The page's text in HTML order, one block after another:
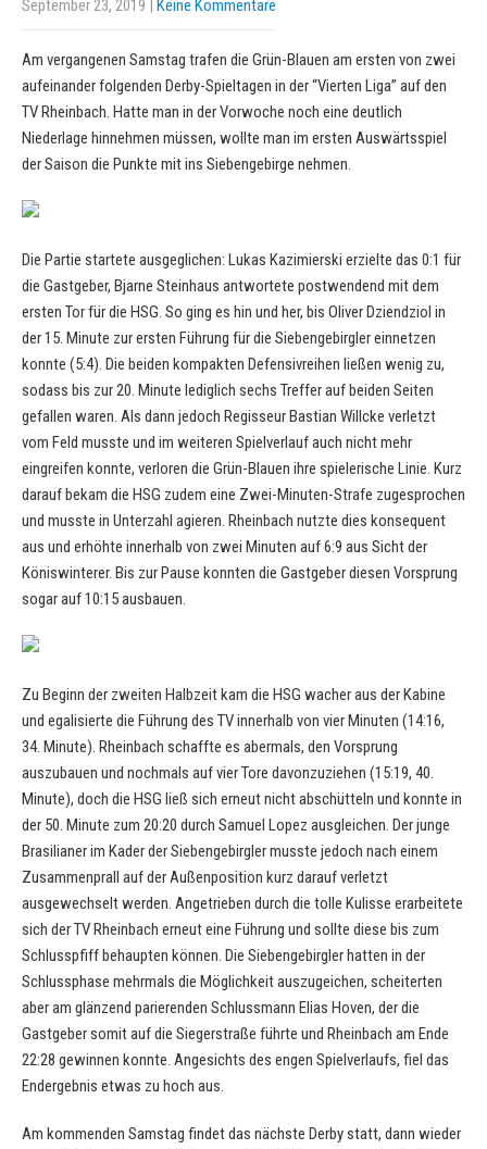
September 23, 2019 Keine Kommentare
Am vergangenen Samstag trafen die Grün-Blauen am ersten von zwei
aufeinander folgenden Derby-Spieltagen in der “Vierten Liga” auf den
TV Rheinbach. Hatte man in der Vorwoche noch eine deutlich
Niederlage hinnehmen müssen, wollte man im ersten Auswärtsspiel
der Saison die Punkte mit ins Siebengebirge nehmen.
Die Partie startete ausgeglichen: Lukas Kazimierski erzielte das 0:1 für
die Gastgeber, Bjarne Steinhaus antwortete postwendend mit dem
ersten Tor für die HSG. So ging es hin und her, bis Oliver Dziendziol in
der 15. Minute zur ersten Führung für die Siebengebirgler einnetzen
konnte (5:4). Die beiden kompakten Defensivreihen ließen wenig zu,
sodass bis zur 20. Minute lediglich sechs Treffer auf beiden Seiten
gefallen waren. Als dann jedoch Regisseur Bastian Willcke verletzt
vom Feld musste und im weiteren Spielverlauf auch nicht mehr
eingreifen konnte, verloren die Grün-Blauen ihre spielerische Linie. Kurz
darauf bekam die HSG zudem eine Zwei-Minuten-Strafe zugesprochen
und musste in Unterzahl agieren. Rheinbach nutzte dies konsequent
aus und erhöhte innerhalb von zwei Minuten auf 6:9 aus Sicht der
Köniswinterer. Bis zur Pause konnten die Gastgeber diesen Vorsprung
sogar auf 10:15 ausbauen.
Zu Beginn der zweiten Halbzeit kam die HSG wacher aus der Kabine
und egalisierte die Führung des TV innerhalb von vier Minuten (14:16,
34. Minute). Rheinbach schaffte es abermals, den Vorsprung
auszubauen und nochmals auf vier Tore davonzuziehen (15:19, 40.
Minute), doch die HSG ließ sich erneut nicht abschütteln und konnte in
der 50. Minute zum 20:20 durch Samuel Lopez ausgleichen. Der junge
Brasilianer im Kader der Siebengebirgler musste jedoch nach einem
Zusammenprall auf der Außenposition kurz darauf verletzt
ausgewechselt werden. Angetrieben durch die tolle Kulisse erarbeitete
sich der TV Rheinbach erneut eine Führung und sollte diese bis zum
Schlusspfiff behaupten können. Die Siebengebirgler hatten in der
Schlussphase mehrmals die Möglichkeit auszugeichen, scheiterten
aber am glänzend parierenden Schlussmann Elias Hoven, der die
Gastgeber somit auf die Siegerstraße führte und Rheinbach am Ende
22:28 gewinnen konnte. Angesichts des engen Spielverlaufs, fiel das
Endergebnis etwas zu hoch aus.
Am kommenden Samstag findet das nächste Derby statt, dann wieder